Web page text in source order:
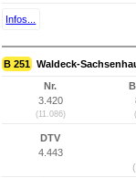
Infos...
B 251 Waldeck-
Nr.
3.420
(11.086)
DTV
4.443